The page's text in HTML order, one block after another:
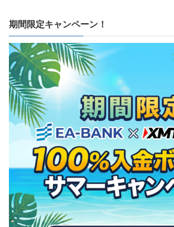
期間限定キャンペーン！